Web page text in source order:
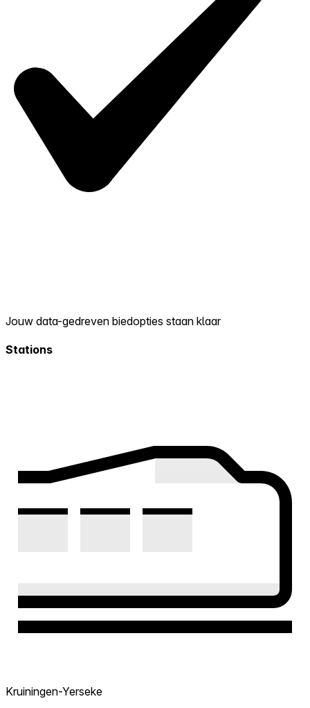
Jouw data-gedreven biedopties staan klaar
Stations
Kruiningen-Yerseke